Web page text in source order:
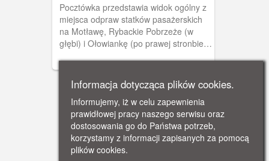
Pocztówka przedstawia widok ogólny z
miejsca odpraw statków pasażerskich
na Motławę, Rybackie Pobrzeże (w
głębi) i Ołowiankę (po prawej stronbie
Informacja dotycząca plików cookies.
Informujemy, iż w celu zapewnienia
prawidłowej pracy naszego serwisu oraz
dostosowania go do Państwa potrzeb,
korzystamy z informacji zapisanych za pomocą
plików cookies.